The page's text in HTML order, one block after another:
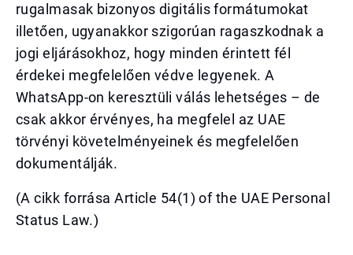
rugalmasak bizonyos digitális formátumokat
illetően, ugyanakkor szigorúan ragaszkodnak a
jogi eljárásokhoz, hogy minden érintett fél
érdekei megfelelően védve legyenek. A
WhatsApp-on keresztüli válás lehetséges – de
csak akkor érvényes, ha megfelel az UAE
törvényi követelményeinek és megfelelően
dokumentálják.
(A cikk forrása Article 54(1) of the UAE Personal
Status Law.)